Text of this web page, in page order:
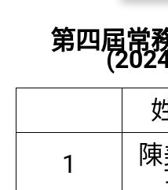
第四屆常
1